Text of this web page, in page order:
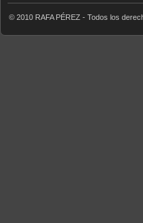
© 2010 RAFA PÉREZ - Todos los